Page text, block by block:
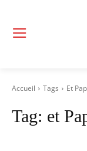
Accueil Tags Et
Tag: et